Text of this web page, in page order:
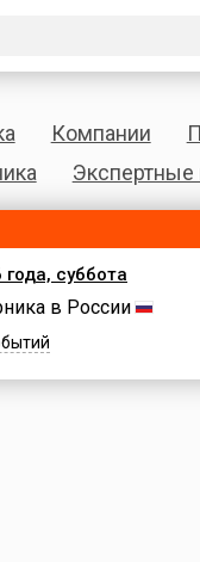
Компании
Экспертные
года, суббота
в России